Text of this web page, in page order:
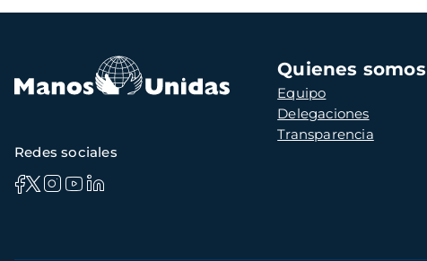
Navegación
principal
Quienes somos
Equipo
Delegaciones
Transparencia
Redes sociales